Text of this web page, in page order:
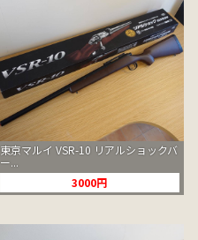
東京マルイ VSR-10 リアルショックバ
ー...
3000円